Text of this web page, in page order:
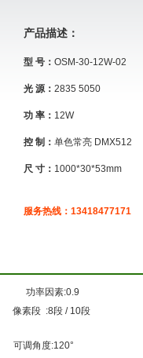
产品描述：
型 号： OSM-30-12W-02
光 源： 2835 5050
功 率： 12W
控 制： 单色常亮 DMX512
尺 寸： 1000*30*53mm
服务热线：13418477171
素:0.9
段 / 10段
:120°